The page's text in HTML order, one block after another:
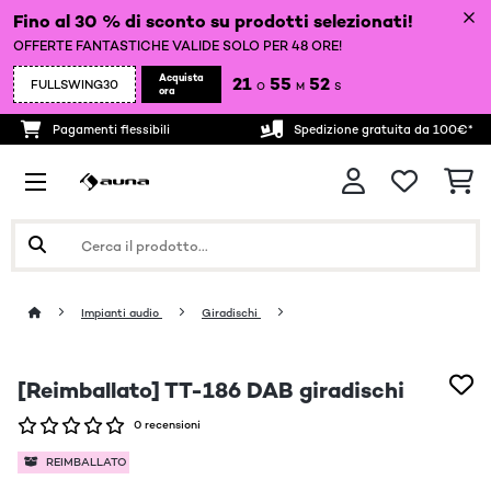
Fino al 30 % di sconto su prodotti selezionati!
OFFERTE FANTASTICHE VALIDE SOLO PER 48 ORE!
FULLSWING30
Acquista
ora
21 O 55 M 52 S
Pagamenti flessibili Spedizione gratuita da 100€*
Impianti audio Giradischi
[Reimballato] TT-186 DAB giradischi
0 recensioni
REIMBALLATO